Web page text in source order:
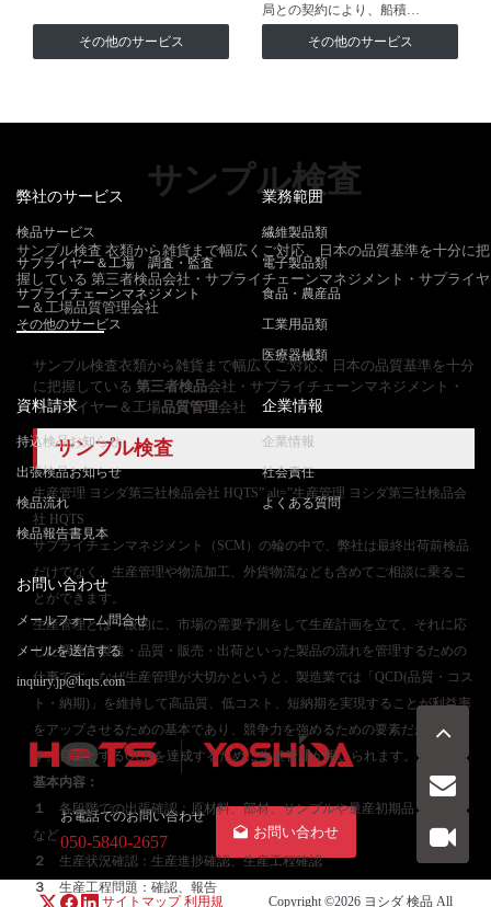
その他のサービス
局との契約により、船積…
その他のサービス
サンプル検査
サンプル検査 衣類から雑貨まで幅広くご対応、日本の品質基準を十分に把
握している 第三者検品会社・サプライチェーンマネジメント・サプライヤ
ー＆工場品質管理会社
サンプル検査衣類から雑貨まで幅広くご対応、日本の品質基準を十分
に把握している 第三者検品会社・サプライチェーンマネジメント・
サプライヤー＆工場品質管理会社
サンプル検査
生産管理 ヨシダ第三社検品会社 HQTS” alt=”生産管理 ヨシダ第三社検品会
社 HQTS
サプライチェンマネジメント（SCM）の輪の中で、弊社は最終出荷前検品
だけでなく、生産管理や物流加工、外貨物流なども含めてご相談に乗るこ
とができます。
生産管理とは一般的に、市場の需要予測をして生産計画を立て、それに応
じた調達・製造・品質・販売・出荷といった製品の流れを管理するための
仕事です。なぜ生産管理が大切かというと、製造業では「QCD(品質・コス
ト・納期)」を維持して高品質、低コスト、短納期を実現することが利益率
をアップさせるための基本であり、競争力を強めるための要素だからで
す。目標とするQCDを達成するために生産管理が用いられます。
基本内容：
１
各段階での出張確認：原材料、部材、サンプルや量産初期品、量産品
など
２
生産状況確認：生産進捗確認、生産工程確認
３
生産工程問題：確認、報告
弊社のサービス
検品サービス
サプライヤー＆工場 調査・監査
サプライチェーンマネジメント
その他のサービス
業務範囲
繊維製品類
電子製品類
食品・農産品
工業用品類
医療器械類
資料請求
持込検品お知らせ
出張検品お知らせ
検品流れ
検品報告書見本
企業情報
企業情報
社会責任
よくある質問
お問い合わせ
メールフォーム問合せ
メールを送信する
inquiry.jp@hqts.com
お電話でのお問い合わせ
050-5840-2657
お問い合わせ
サイトマップ 利用規 Copyright ©2026 ヨシダ 検品 All